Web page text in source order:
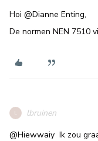
Hoi @Dianne Enting,
De normen NEN 7510
L lbruinen
@Hiewwaiy Ik zou